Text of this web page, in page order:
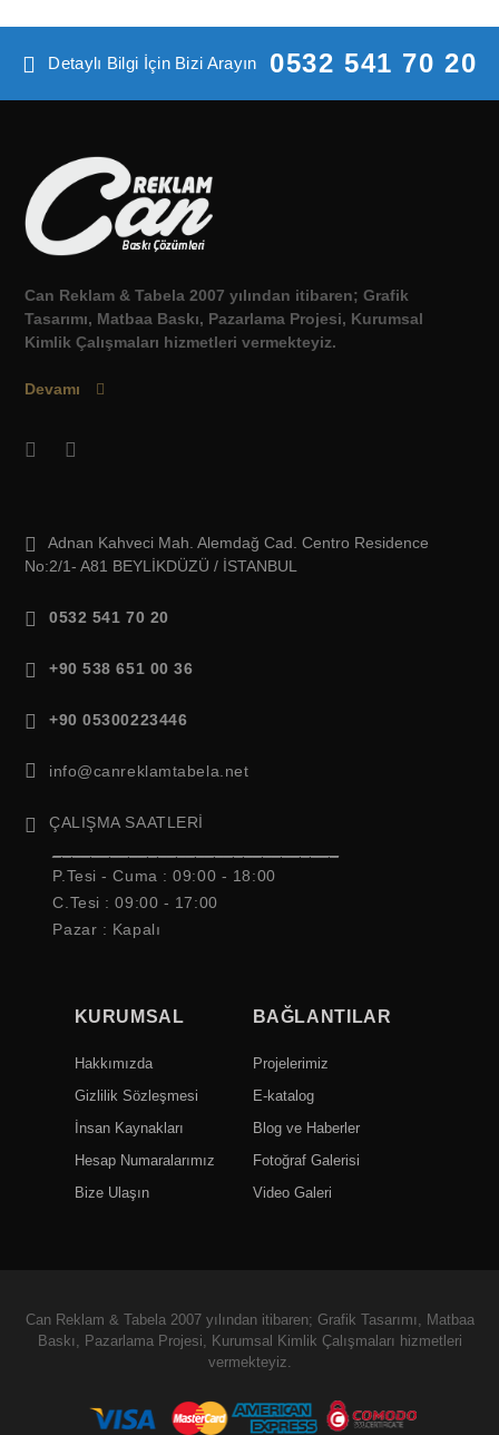
Detaylı Bilgi İçin Bizi Arayın 0532 541 70 20
Can Reklam & Tabela 2007 yılından itibaren; Grafik
Tasarımı, Matbaa Baskı, Pazarlama Projesi, Kurumsal
Kimlik Çalışmaları hizmetleri vermekteyiz.
Devamı
Adnan Kahveci Mah. Alemdağ Cad. Centro Residence
No:2/1- A81 BEYLİKDÜZÜ / İSTANBUL
0532 541 70 20
+90 538 651 00 36
+90 05300223446
info@canreklamtabela.net
ÇALIŞMA SAATLERİ
P.Tesi - Cuma : 09:00 - 18:00
C.Tesi : 09:00 - 17:00
Pazar : Kapalı
KURUMSAL
Hakkımızda
Gizlilik Sözleşmesi
İnsan Kaynakları
Hesap Numaralarımız
Bize Ulaşın
BAĞLANTILAR
Projelerimiz
E-katalog
Blog ve Haberler
Fotoğraf Galerisi
Video Galeri
Can Reklam & Tabela 2007 yılından itibaren; Grafik Tasarımı, Matbaa
Baskı, Pazarlama Projesi, Kurumsal Kimlik Çalışmaları hizmetleri
vermekteyiz.